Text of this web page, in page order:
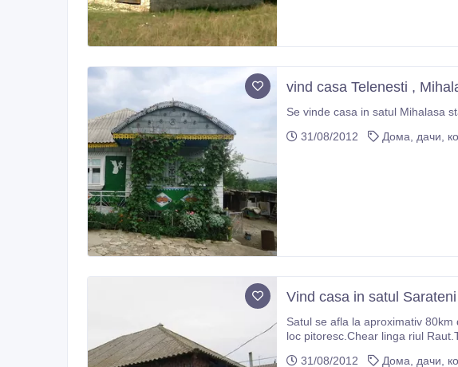
vind casa Telenesti ,
Se vinde casa in satul Mihalasa
31/08/2012
Дома, дачи,
Vind casa in satul
Satul se afla la aproximativ
loc pitoresc.Chear linga riul
31/08/2012
Дома, дачи,